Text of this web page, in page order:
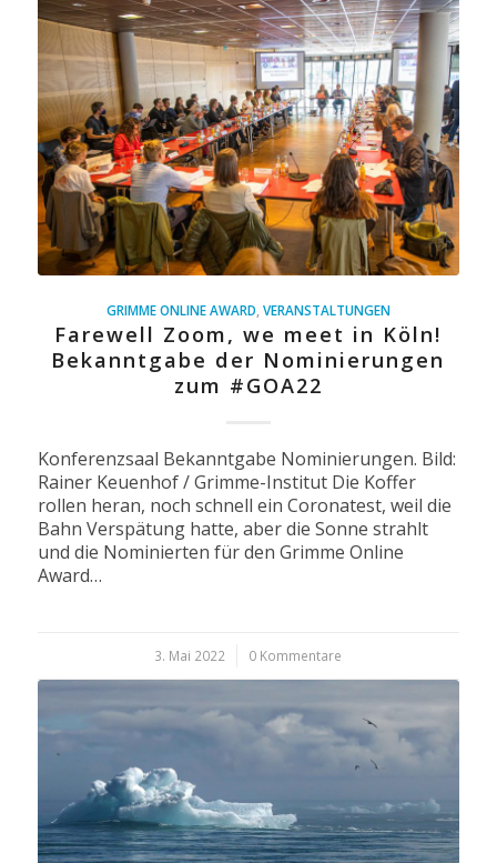
GRIMME ONLINE AWARD,VERANSTALTUNGEN
Farewell Zoom, we meet in Köln!
Bekanntgabe der Nominierungen
zum #GOA22
Konferenzsaal Bekanntgabe Nominierungen. Bild:
Rainer Keuenhof / Grimme-Institut Die Koffer
rollen heran, noch schnell ein Coronatest, weil die
Bahn Verspätung hatte, aber die Sonne strahlt
und die Nominierten für den Grimme Online
Award…
3. Mai 2022
/ 0 Kommentare